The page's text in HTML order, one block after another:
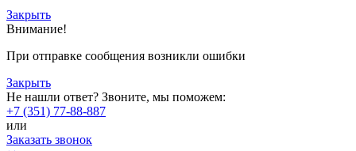
Закрыть
Внимание!
При отправке сообщения возникли ошибки
Закрыть
Не нашли ответ? Звоните, мы поможем:
+7 (351) 77-88-887
или
Заказать звонок